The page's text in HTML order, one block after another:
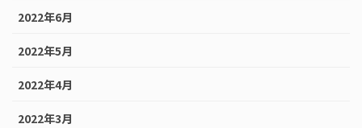
2022年6月
2022年5月
2022年4月
2022年3月